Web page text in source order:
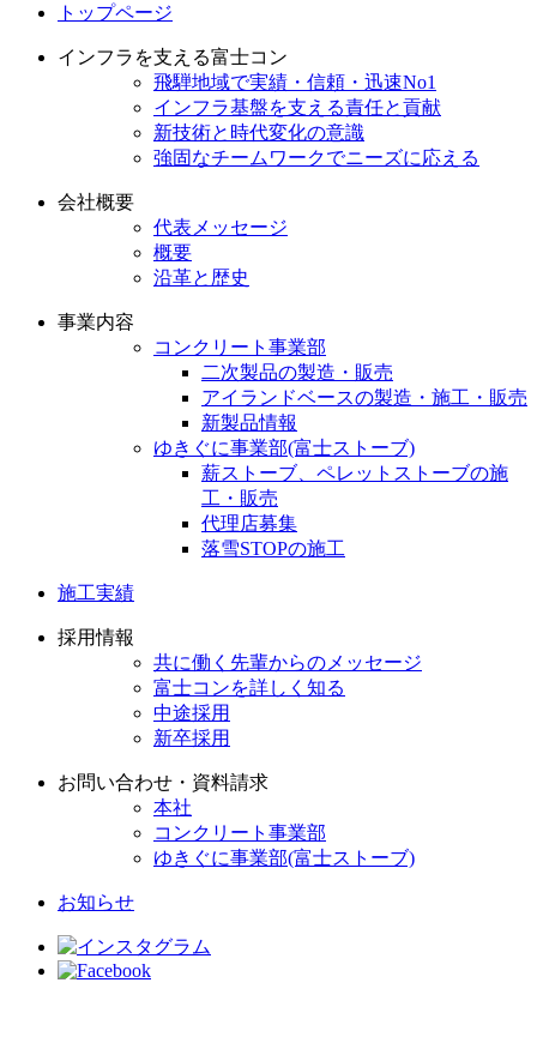
トップページ
インフラを支える富士コン
飛騨地域で実績・信頼・迅速No1
インフラ基盤を支える責任と貢献
新技術と時代変化の意識
強固なチームワークでニーズに応える
会社概要
代表メッセージ
概要
沿革と歴史
事業内容
コンクリート事業部
二次製品の製造・販売
アイランドベースの製造・施工・販売
新製品情報
ゆきぐに事業部(富士ストーブ)
薪ストーブ、ペレットストーブの施
工・販売
代理店募集
落雪STOPの施工
施工実績
採用情報
共に働く先輩からのメッセージ
富士コンを詳しく知る
中途採用
新卒採用
お問い合わせ・資料請求
本社
コンクリート事業部
ゆきぐに事業部(富士ストーブ)
お知らせ